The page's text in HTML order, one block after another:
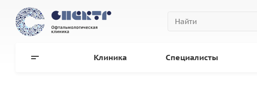
Клиника Специалисты